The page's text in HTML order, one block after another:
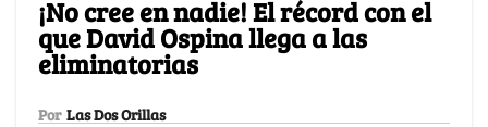
¡No cree en nadie! El récord con el
que David Ospina llega a las
eliminatorias
Por Las Dos Orillas